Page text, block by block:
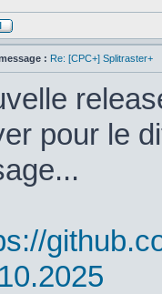
: Re: [CPC+] Splitraster+
pour le